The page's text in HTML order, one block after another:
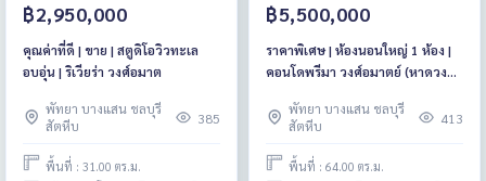
฿2,950,000
คุณค่าที่ดี | ขาย | สตูดิโอวิวทะเล
อบอุ่น | ริเวียร่า วงศ์อมาต
พัทยา บางแสน ชลบุรี
สัตหีบ
385
พื้นที่ : 31.00 ตร.ม.
฿5,500,000
ราคาพิเศษ | ห้องนอนใหญ่ 1 ห้อง |
คอนโดพรีมา วงศ์อมาตย์ (หาดวงศ์
พัทยา บางแสน ชลบุรี
สัตหีบ
413
พื้นที่ : 64.00 ตร.ม.